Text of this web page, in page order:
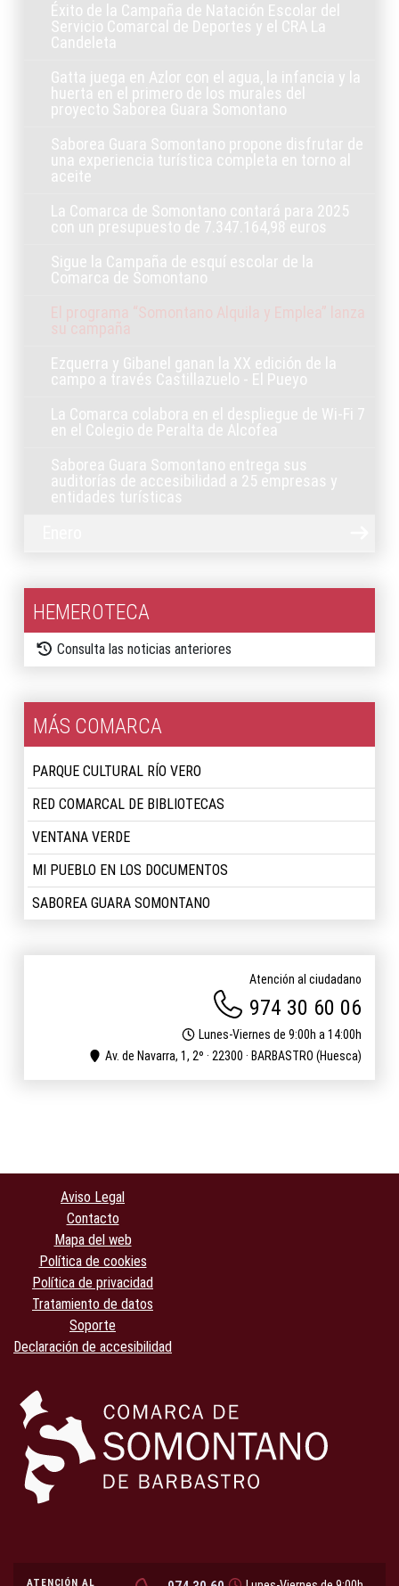
Éxito de la Campaña de Natación Escolar del
Servicio Comarcal de Deportes y el CRA La
Candeleta
Gatta juega en Azlor con el agua, la infancia y la
huerta en el primero de los murales del
proyecto Saborea Guara Somontano
Saborea Guara Somontano propone disfrutar de
una experiencia turística completa en torno al
aceite
La Comarca de Somontano contará para 2025
con un presupuesto de 7.347.164,98 euros
Sigue la Campaña de esquí escolar de la
Comarca de Somontano
El programa “Somontano Alquila y Emplea” lanza
su campaña
Ezquerra y Gibanel ganan la XX edición de la
campo a través Castillazuelo - El Pueyo
La Comarca colabora en el despliegue de Wi-Fi 7
en el Colegio de Peralta de Alcofea
Saborea Guara Somontano entrega sus
auditorías de accesibilidad a 25 empresas y
entidades turísticas
HEMEROTECA
Consulta las noticias anteriores
MÁS COMARCA
PARQUE CULTURAL RÍO VERO
RED COMARCAL DE BIBLIOTECAS
VENTANA VERDE
MI PUEBLO EN LOS DOCUMENTOS
SABOREA GUARA SOMONTANO
Atención al ciudadano
974 30 60 06
Lunes-Viernes de 9:00h a 14:00h
Av. de Navarra, 1, 2º · 22300 · BARBASTRO (Huesca)
Aviso Legal
Contacto
Mapa del web
Política de cookies
Política de privacidad
Tratamiento de datos
Soporte
Declaración de accesibilidad
ATENCIÓN AL